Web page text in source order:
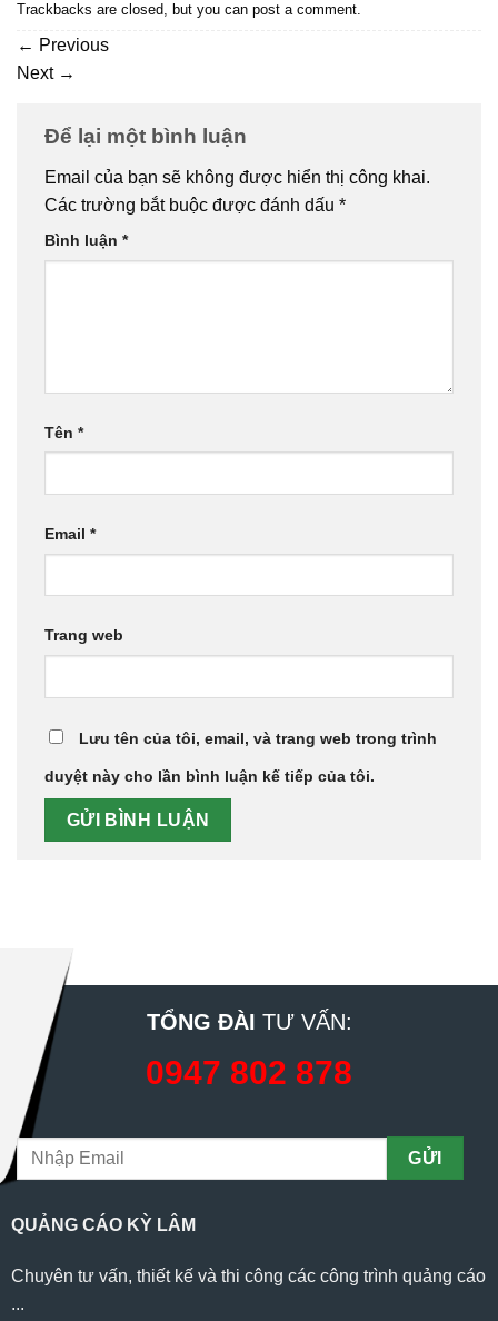
Trackbacks are closed, but you can post a comment.
← Previous
Next →
Để lại một bình luận
Email của bạn sẽ không được hiển thị công khai.
Các trường bắt buộc được đánh dấu *
Bình luận *
Tên *
Email *
Trang web
Lưu tên của tôi, email, và trang web trong trình
duyệt này cho lần bình luận kế tiếp của tôi.
TỔNG ĐÀI TƯ VẤN:
0947 802 878
QUẢNG CÁO KỲ LÂM
Chuyên tư vấn, thiết kế và thi công các công trình quảng cáo
...